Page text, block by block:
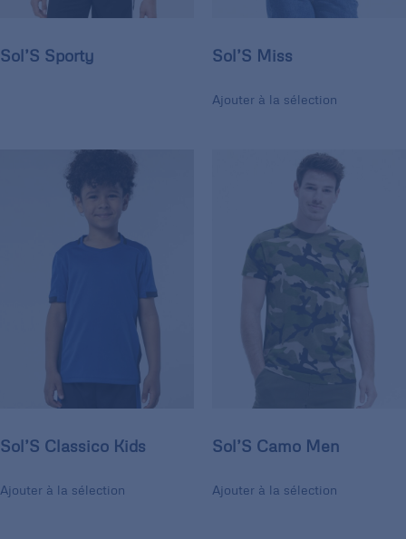
Sol’S Sporty Sol’S Miss
Ajouter à la sélection
Sol’S Classico Kids
Ajouter à la sélection
Sol’S Camo Men
Ajouter à la sélection